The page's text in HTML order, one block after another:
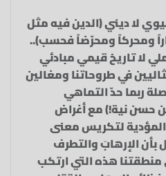
لا ديني (الدين فيه مثل
ومحركاً ومحرّضاً فحسب)..
لا تاريخ قيمي مبادئي
في طروحاتنا ومغالين
ربما حدّ التماهي
حسن نية!) مع أغراض
لتكريس معنى
بأن الإرهابَ والتطرف
منطقتنا هذه التي ارتكب